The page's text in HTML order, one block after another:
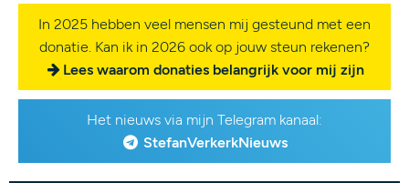
In 2025 hebben veel mensen mij gesteund met een
donatie. Kan ik in 2026 ook op jouw steun rekenen?
Lees waarom donaties belangrijk voor mij zijn
Het nieuws via mijn Telegram kanaal:
StefanVerkerkNieuws